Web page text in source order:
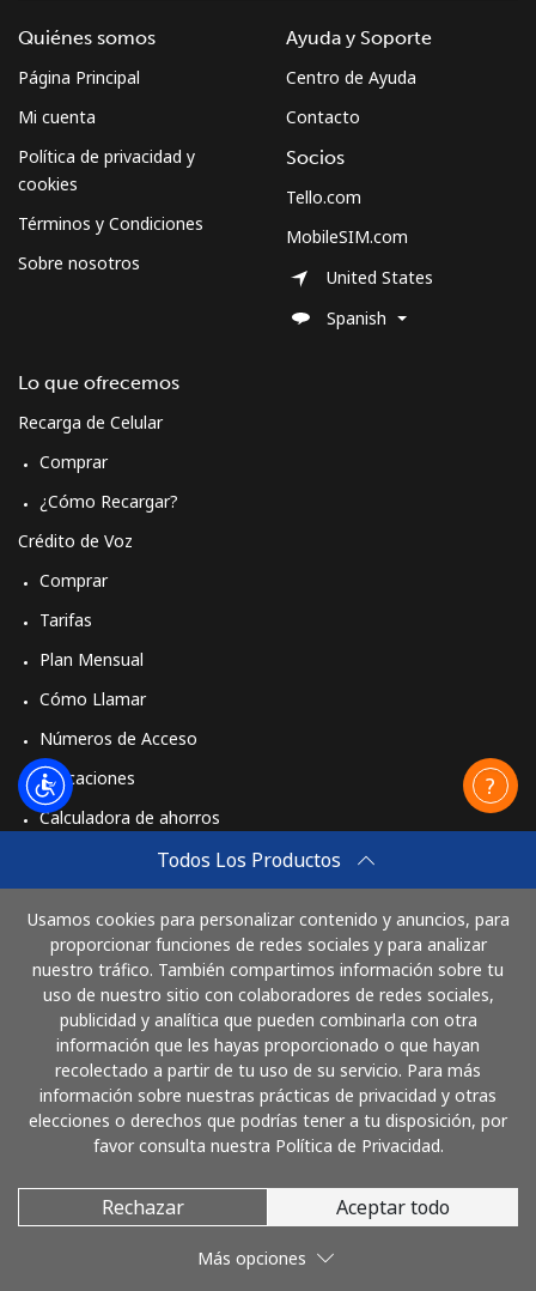
Todos Los Productos
Usamos cookies para personalizar contenido y anuncios, para
proporcionar funciones de redes sociales y para analizar
nuestro tráfico. También compartimos información sobre tu
uso de nuestro sitio con colaboradores de redes sociales,
publicidad y analítica que pueden combinarla con otra
información que les hayas proporcionado o que hayan
recolectado a partir de tu uso de su servicio. Para más
información sobre nuestras prácticas de privacidad y otras
elecciones o derechos que podrías tener a tu disposición, por
favor consulta nuestra Política de Privacidad.
Rechazar Aceptar todo
Más opciones
Quiénes somos
Página Principal
Mi cuenta
Política de privacidad y
cookies
Términos y Condiciones
Sobre nosotros
Lo que ofrecemos
Recarga de Celular
Comprar
¿Cómo Recargar?
Crédito de Voz
Comprar
Tarifas
Plan Mensual
Cómo Llamar
Números de Acceso
Aplicaciones
Calculadora de ahorros
Comprar
Cómo funciona
Ayuda y Soporte
Centro de Ayuda
Contacto
Socios
Tello.com
MobileSIM.com
United States
Spanish
Paga con
© 2026 LlamaCostaRica